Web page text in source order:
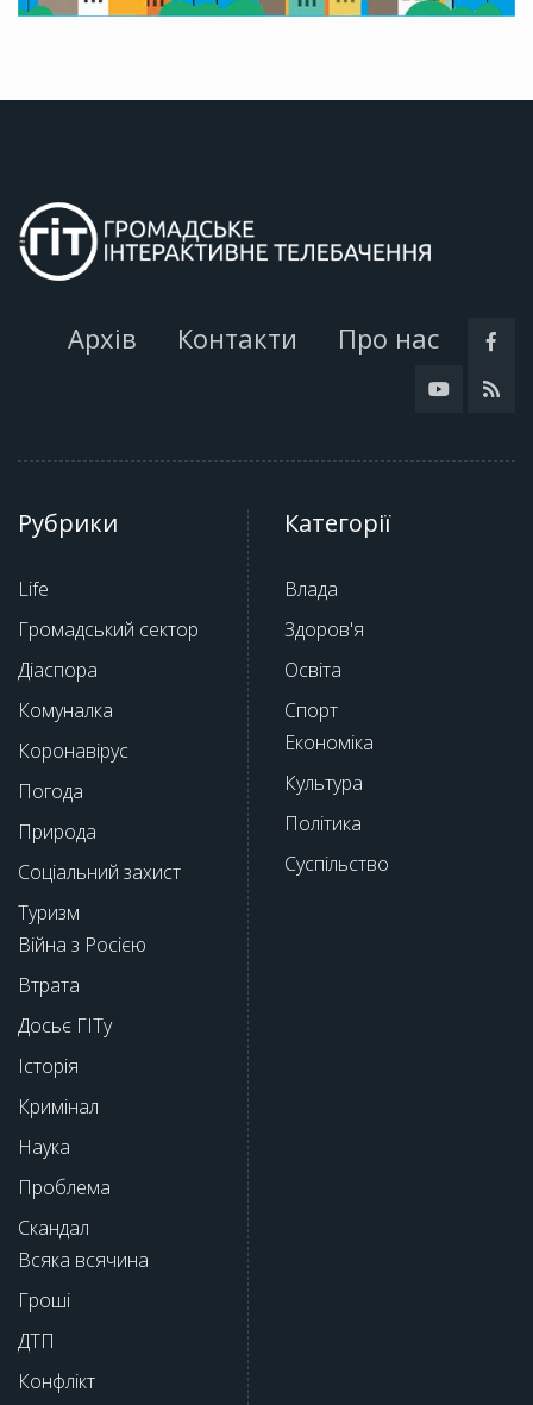
Архів Контакти Про нас
Рубрики
Life
Громадський сектор
Діаспора
Комуналка
Коронавірус
Погода
Природа
Соціальний захист
Туризм
Війна з Росією
Втрата
Досьє ГІТу
Історія
Кримінал
Наука
Проблема
Скандал
Всяка всячина
Гроші
ДТП
Конфлікт
Категорії
Влада
Здоров'я
Освіта
Спорт
Економіка
Культура
Політика
Суспільство